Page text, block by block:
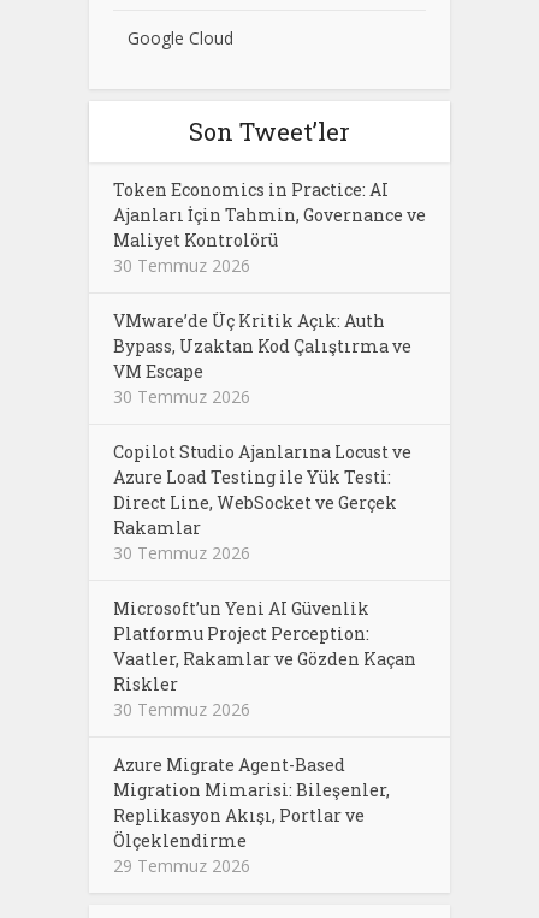
Google Cloud
Son Tweet’ler
Token Economics in Practice: AI
Ajanları İçin Tahmin, Governance ve
Maliyet Kontrolörü
30 Temmuz 2026
VMware’de Üç Kritik Açık: Auth
Bypass, Uzaktan Kod Çalıştırma ve
VM Escape
30 Temmuz 2026
Copilot Studio Ajanlarına Locust ve
Azure Load Testing ile Yük Testi:
Direct Line, WebSocket ve Gerçek
Rakamlar
30 Temmuz 2026
Microsoft’un Yeni AI Güvenlik
Platformu Project Perception:
Vaatler, Rakamlar ve Gözden Kaçan
Riskler
30 Temmuz 2026
Azure Migrate Agent-Based
Migration Mimarisi: Bileşenler,
Replikasyon Akışı, Portlar ve
Ölçeklendirme
29 Temmuz 2026